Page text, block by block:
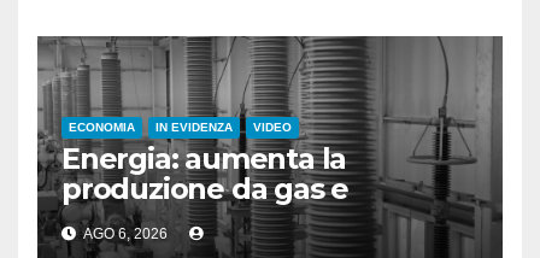
ECONOMIA IN EVIDENZA VIDEO
Energia: aumenta la
produzione da gas e
fotovoltaico
AGO 6, 2026